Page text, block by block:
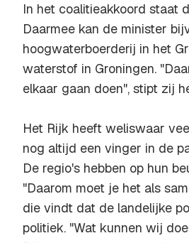
In het coalitieakkoord staat
Daarmee kan de minister
hoogwaterboerderij in het
waterstof in Groningen.
elkaar gaan doen", stipt zij
Het Rijk heeft weliswaar
nog altijd een vinger in de
De regio's hebben op hun
"Daarom moet je het als
die vindt dat de landelijke
politiek. "Wat kunnen wij